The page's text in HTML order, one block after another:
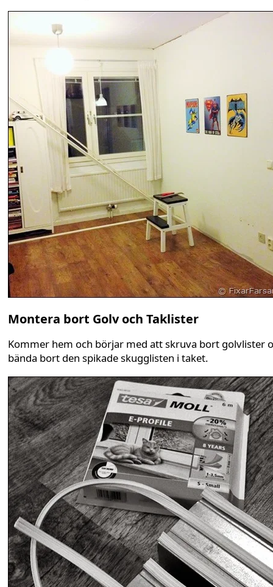
Montera bort Golv och Taklister
Kommer hem och börjar med att skruva bort golvlister
bända bort den spikade skugglisten i taket.